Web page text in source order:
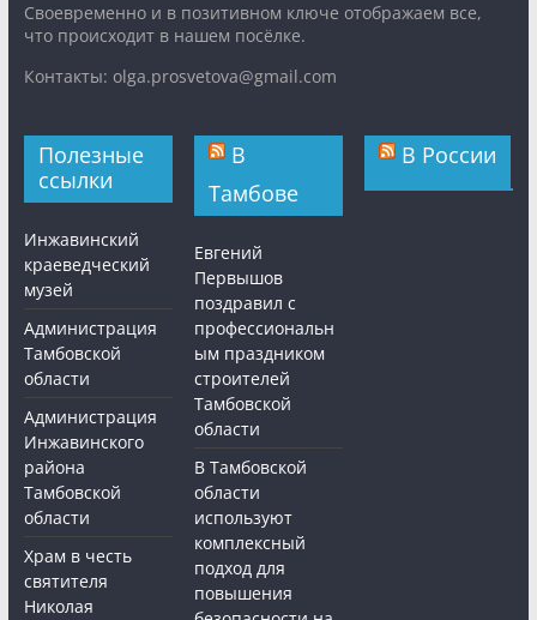
Cвоевременно и в позитивном ключе отображаем все,
что происходит в нашем посёлке.
Контакты: olga.prosvetova@gmail.com
Полезные
ссылки
Инжавинский
краеведческий
музей
Администрация
Тамбовской
области
Администрация
Инжавинского
района
Тамбовской
области
Храм в честь
святителя
Николая
В
Тамбове
Евгений
Первышов
поздравил с
профессиональн
ым праздником
строителей
Тамбовской
области
В Тамбовской
области
используют
комплексный
подход для
повышения
В России